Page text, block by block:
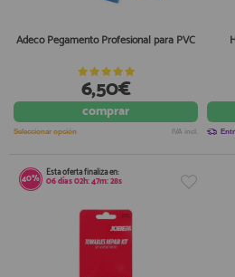
Adeco Pegamento Profesional para PVC
6,50€
comprar
Seleccionar opción IVA incl.
40% Esta oferta finaliza en:
06días02h:47m:27s